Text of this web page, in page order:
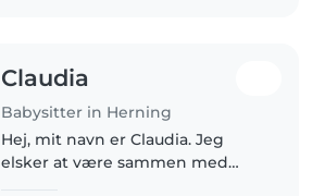
Claudia
Babysitter in Herning
Hej, mit navn er Claudia. Jeg
elsker at være sammen med